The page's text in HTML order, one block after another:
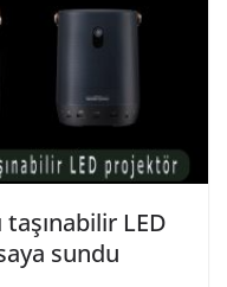
taşınabilir LED
sundu